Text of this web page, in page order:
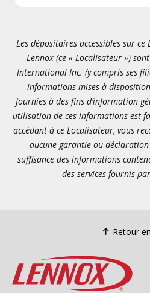
Les dépositaires accessibles sur
Lennox (ce « Localisateur »)
International Inc. (y compris ses
informations mises à
fournies à des fins d’information
utilisation de ces informations est
accédant à ce Localisateur, vous
aucune garantie ou
suffisance des informations
des services fournis
Retour